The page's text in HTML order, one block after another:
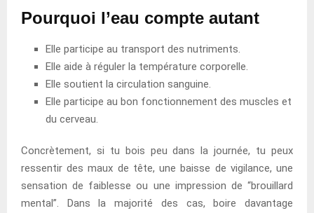
Pourquoi l’eau compte autant
Elle participe au transport des nutriments.
Elle aide à réguler la température corporelle.
Elle soutient la circulation sanguine.
Elle participe au bon fonctionnement des muscles et
du cerveau.
Concrètement, si tu bois peu dans la journée, tu peux
ressentir des maux de tête, une baisse de vigilance, une
sensation de faiblesse ou une impression de “brouillard
mental”. Dans la majorité des cas, boire davantage